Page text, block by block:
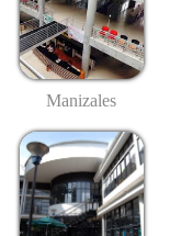
Manizales